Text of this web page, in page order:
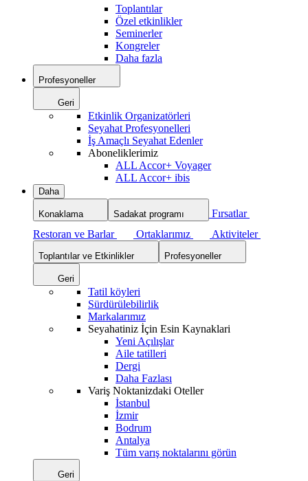
Toplantılar
Özel etkinlikler
Seminerler
Kongreler
Daha fazla
Profesyoneller
Geri
Etkinlik Organizatörleri
Seyahat Profesyonelleri
İş Amaçlı Seyahat Edenler
Aboneliklerimiz
ALL Accor+ Voyager
ALL Accor+ ibis
Daha
Konaklama Sadakat programı
Fırsatlar
Restoran ve Barlar
Ortaklarımız Aktiviteler
Toplantılar ve Etkinlikler Profesyoneller
Geri
Tatil köyleri
Sürdürülebilirlik
Markalarımız
Seyahatiniz İçin Esin Kaynaklari
Yeni Açılışlar
Aile tatilleri
Dergi
Daha Fazlası
Variş Noktanizdaki Oteller
İstanbul
İzmir
Bodrum
Antalya
Tüm varış noktalarını görün
Geri